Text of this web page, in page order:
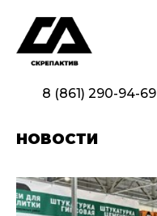
8 (861) 290-94-69
НОВОСТИ